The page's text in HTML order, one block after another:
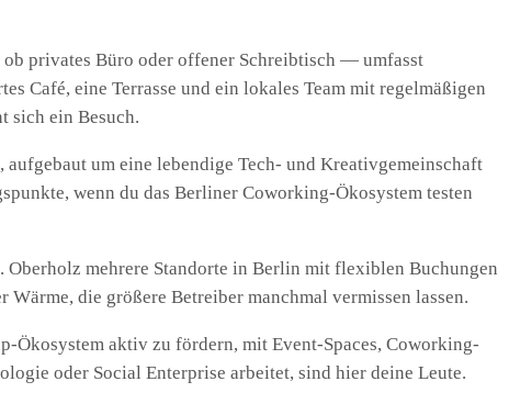
privates Büro oder offener Schreibtisch — umfasst
Café, eine Terrasse und ein lokales Team mit regelmäßigen
sich ein Besuch.
um eine lebendige Tech- und Kreativgemeinschaft
wenn du das Berliner Coworking-Ökosystem testen
mehrere Standorte in Berlin mit flexiblen Buchungen
die größere Betreiber manchmal vermissen lassen.
Ökosystem aktiv zu fördern, mit Event-Spaces, Coworking-
oder Social Enterprise arbeitet, sind hier deine Leute.